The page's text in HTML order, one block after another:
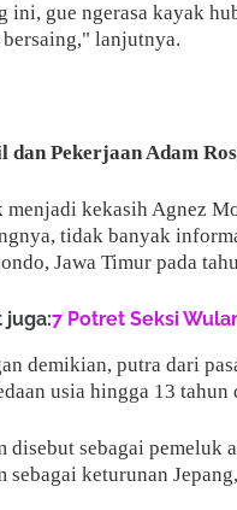
ini, gue ngerasa kayak
bersaing," lanjutnya.
dan Pekerjaan Adam
menjadi kekasih Agnez
tidak banyak
Jawa Timur pada
juga:7 Potret Seksi
demikian, putra dari
usia hingga 13 tahun
disebut sebagai pemeluk
sebagai keturunan